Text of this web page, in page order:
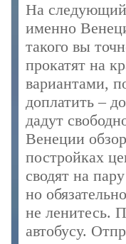
На следующий
именно
такого вы
прокатят на
вариантами,
доплатить –
дадут
Венеции
постройках
сводят на
но
не ленитесь.
автобусу.